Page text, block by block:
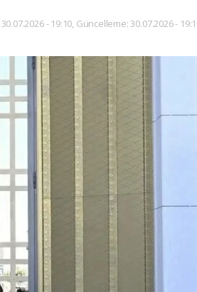
30.07.2026 - 19:10, Güncelleme: 30.07.2026 -